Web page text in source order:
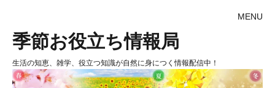
MENU
季節お役立ち情報局
生活の知恵、雑学、役立つ知識が自然に身につく情報配信中！